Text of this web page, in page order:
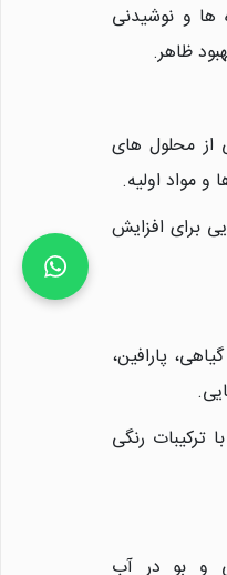
و نوشیدنی
ظاهر.
محلول های
و مواد اولیه.
برای افزایش
پارافین،
ترکیبات رنگی
و بو در آب